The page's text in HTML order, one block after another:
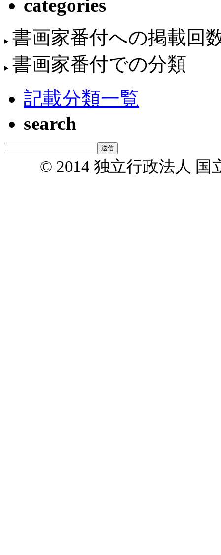
categories
書画家番付への掲載回
書画家番付での分類
記載分類一覧
search
© 2014 独立行政法人 国